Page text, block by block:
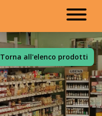
Torna all'elenco prodotti